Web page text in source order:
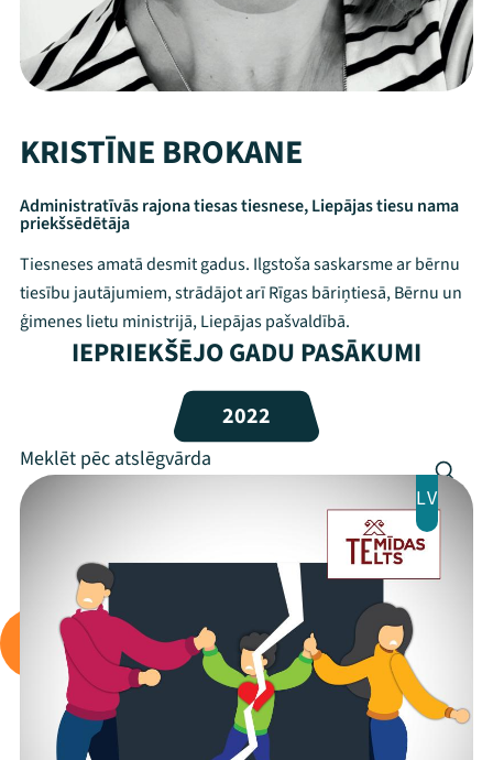
Mana programma
Festivāls
Programma
Viņi bija LAMPĀ 2026
Jaunumi
Ziedo
Veikals
KRISTĪNE BROKANE
Administratīvās rajona tiesas tiesnese, Liepājas tiesu nama
priekšsēdētāja
Tiesneses amatā desmit gadus. Ilgstoša saskarsme ar bērnu
tiesību jautājumiem, strādājot arī Rīgas bāriņtiesā, Bērnu un
ģimenes lietu ministrijā, Liepājas pašvaldībā.
IEPRIEKŠĒJO GADU PASĀKUMI
2022
LV